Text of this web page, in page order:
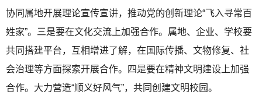
协同属地开展理论宣传宣讲，推动党的创新理论“飞入寻常百
姓家”。三是要在文化交流上加强合作。属地、企业、学校要
共同搭建平台，互相增进了解，在国际传播、文物修复、社
会治理等方面探索开展合作。四是要在精神文明建设上加强
合作。大力营造“顺义好风气”，共同创建文明校园。